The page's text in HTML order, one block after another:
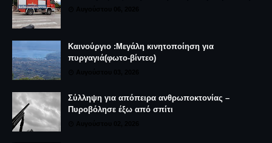
Καινούργιο :Μεγάλη κινητοποίηση για
πυργαγιά(φωτο-βίντεο)
Σύλληψη για απόπειρα ανθρωποκτονίας –
Πυροβόλησε έξω από σπίτι